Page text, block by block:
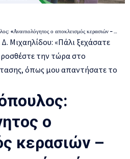
ο αποκλεισμός κερασιών – σιτηρών – καπνού από το Μέτρο 23»
ο
κερασιών –